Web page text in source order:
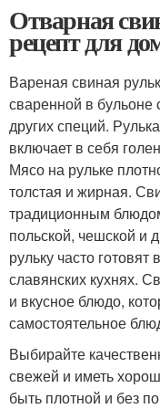
Отварная
рецепт для
Вареная свиная
сваренной в
других специй.
включает в себя
Мясо на рульке
толстая и жирная.
традиционным
польской, чешской и
рульку часто готовят
славянских кухнях.
и вкусное блюдо,
самостоятельное
Выбирайте
свежей и иметь
быть плотной и без